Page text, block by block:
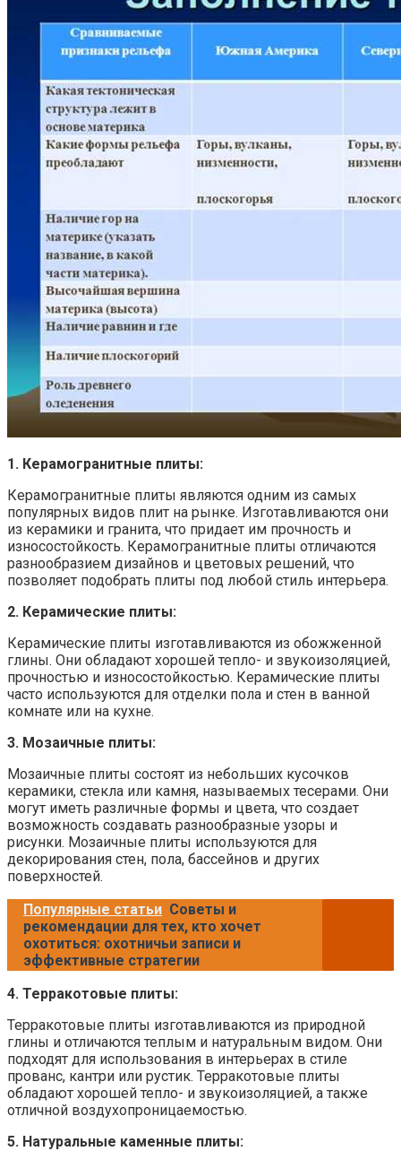
1. Керамогранитные плиты:
Керамогранитные плиты являются одним из самых
популярных видов плит на рынке. Изготавливаются они
из керамики и гранита, что придает им прочность и
износостойкость. Керамогранитные плиты отличаются
разнообразием дизайнов и цветовых решений, что
позволяет подобрать плиты под любой стиль интерьера.
2. Керамические плиты:
Керамические плиты изготавливаются из обожженной
глины. Они обладают хорошей тепло- и звукоизоляцией,
прочностью и износостойкостью. Керамические плиты
часто используются для отделки пола и стен в ванной
комнате или на кухне.
3. Мозаичные плиты:
Мозаичные плиты состоят из небольших кусочков
керамики, стекла или камня, называемых тесерами. Они
могут иметь различные формы и цвета, что создает
возможность создавать разнообразные узоры и
рисунки. Мозаичные плиты используются для
декорирования стен, пола, бассейнов и других
поверхностей.
Популярные статьи Советы и
рекомендации для тех, кто хочет
охотиться: охотничьи записи и
эффективные стратегии
4. Терракотовые плиты:
Терракотовые плиты изготавливаются из природной
глины и отличаются теплым и натуральным видом. Они
подходят для использования в интерьерах в стиле
прованс, кантри или рустик. Терракотовые плиты
обладают хорошей тепло- и звукоизоляцией, а также
отличной воздухопроницаемостью.
5. Натуральные каменные плиты: